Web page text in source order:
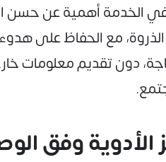
الخدمة أهمية عن حسن
مع الحفاظ على هدوء
دون تقديم معلومات
الأدوية وفق